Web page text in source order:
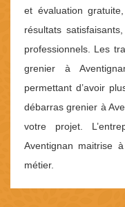
et évaluation
résultats
professionnels. Les
grenier à
permettant d’avoir
débarras grenier à
votre projet.
Aventignan maitrise
métier.